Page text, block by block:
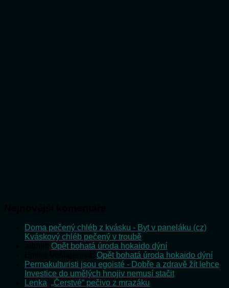
Doma pečený chléb z kvásku - Byt v paneláku (cz)
Kváskový chléb pečený v troubě
Opět bohatá úroda hokaido dýní
Opět bohatá úroda hokaido dýní
Permakulturisti jsou egoisté - Dobře a zdravě žít lehce
Investice do umělých hnojiv nemusí stačit
Lenka „Čerstvé“ pečivo z mrazáku